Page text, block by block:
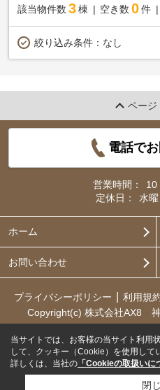
該当物件数 3棟 空き数 0 件
絞り込み条件： なし
ページ
電話で
営業時間：
10
定休日：
水
ホーム
お問い合わせ
プライバシーポリシー 利用規
Copyright(c) 株式会社AX8
当サイトでは、お客様の当サイト利用
して、クッキー（Cookie）を使用して
詳しくは、当社の 「Cookieの取扱いに
閉